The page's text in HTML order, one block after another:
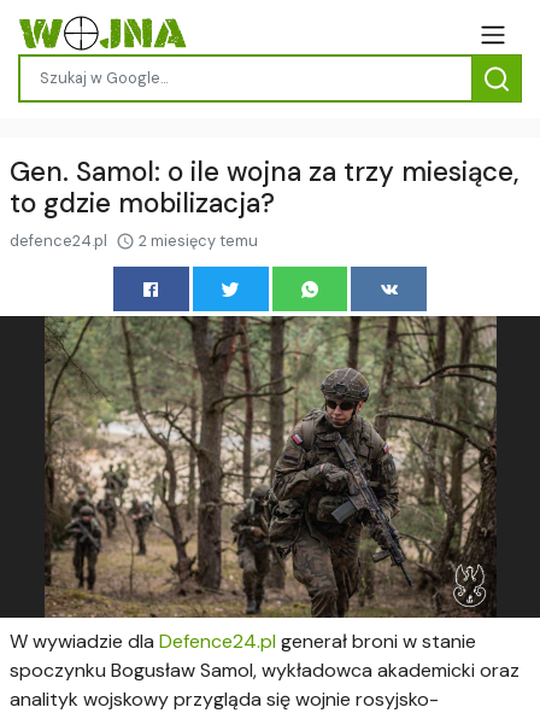
Gen. Samol: o ile wojna za trzy miesiące,
to gdzie mobilizacja?
defence24.pl 2 miesięcy temu
W wywiadzie dla Defence24.plgenerał broni w stanie
spoczynku Bogusław Samol, wykładowca akademicki oraz
analityk wojskowy przygląda się wojnie rosyjsko-